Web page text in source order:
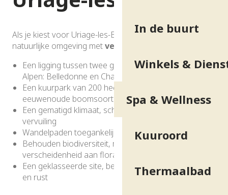
In de buurt
Winkels &
Spa & Wellness
Kuuroord
Thermaalbad
Als je kiest voor Uriage-les-Bains, kies je voor een
natuurlijke omgeving metvele voordelen
Een ligging tussen twee grote bergketens van de
Alpen: Belledonne en Chartreuse
Een kuurpark van 200 hectare, rijk aan zeldzame,
eeuwenoude boomsoorten
Een gematigd klimaat, schone lucht en geen
vervuiling
Wandelpaden toegankelijk voor iedereen
Behouden biodiversiteit, met een grote
verscheidenheid aan flora en fauna
Een geklasseerde site, bekend om zijn schoonheid
en rust